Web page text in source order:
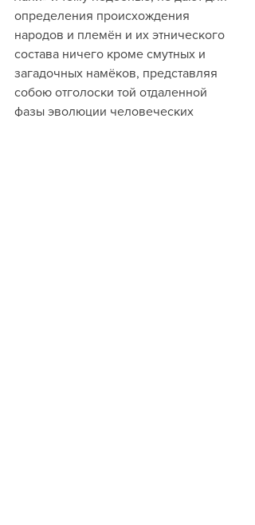
определения происхождения
народов и племён и их этнического
состава ничего кроме смутных и
загадочных намёков, представляя
собою отголоски той отдаленной
фазы эволюции человеческих